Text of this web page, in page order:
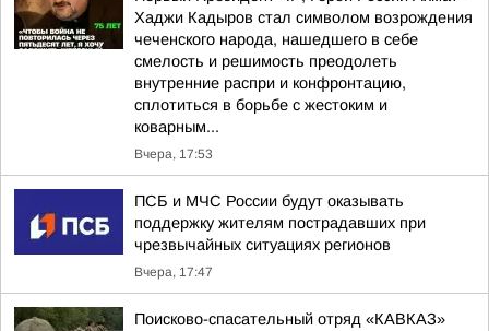
Хаджи Кадыров стал символом возрождения
чеченского народа, нашедшего в себе
смелость и решимость преодолеть
внутренние распри и конфронтацию,
сплотиться в борьбе с жестоким и
коварным...
Вчера, 17:53
ПСБ и МЧС России будут оказывать
поддержку жителям пострадавших при
чрезвычайных ситуациях регионов
Вчера, 17:47
Поисково-спасательный отряд «КАВКАЗ»